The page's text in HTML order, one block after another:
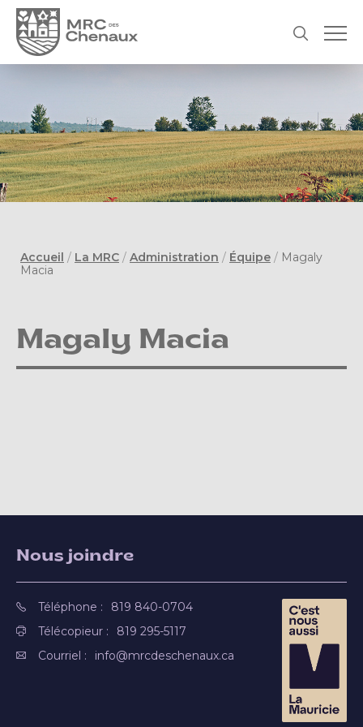
Accueil / La MRC / Administration / Équipe / Magaly
Macia
Magaly Macia
Nous joindre
Téléphone :
819 840-0704
Télécopieur :
819 295-5117
Courriel :
info@mrcdeschenaux.ca